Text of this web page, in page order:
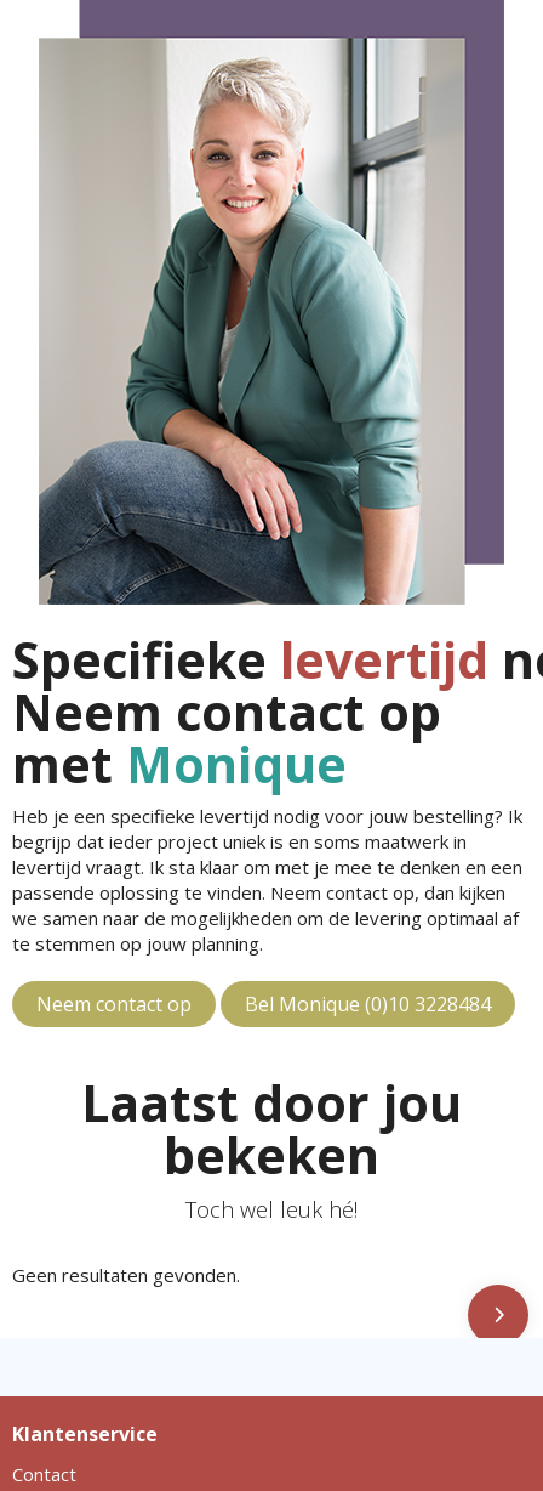
Specifieke levertijd
Neem contact op
met Monique
Heb je een specifieke levertijd nodig voor jouw bestelling? Ik
begrijp dat ieder project uniek is en soms maatwerk in
levertijd vraagt. Ik sta klaar om met je mee te denken en een
passende oplossing te vinden. Neem contact op, dan kijken
we samen naar de mogelijkheden om de levering optimaal af
te stemmen op jouw planning.
Neem contact op Bel Monique (0)10 3228484
Laatst door jou
bekeken
Toch wel leuk hé!
Geen resultaten gevonden.
Klantenservice
Contact